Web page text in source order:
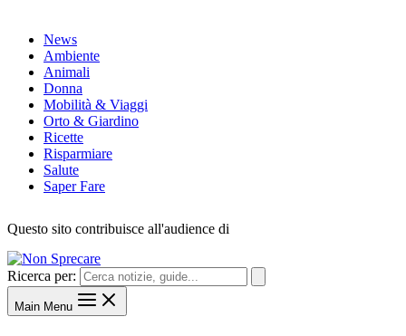
News
Ambiente
Animali
Donna
Mobilità & Viaggi
Orto & Giardino
Ricette
Risparmiare
Salute
Saper Fare
Questo sito contribuisce all'audience di
Ricerca per:
Main Menu